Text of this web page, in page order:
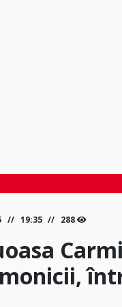
19:35 288